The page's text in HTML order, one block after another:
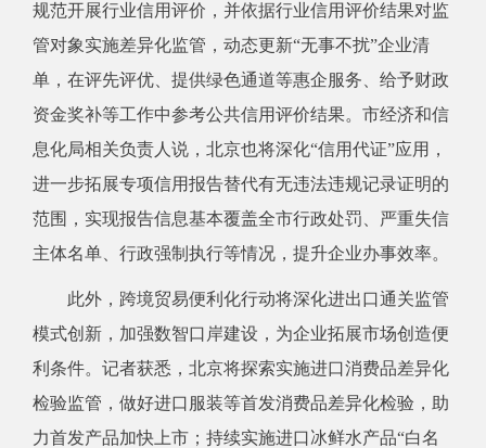
规范开展行业信用评价，并依据行业信用评价结果对监
管对象实施差异化监管，动态更新“无事不扰”企业清
单，在评先评优、提供绿色通道等惠企服务、给予财政
资金奖补等工作中参考公共信用评价结果。市经济和信
息化局相关负责人说，北京也将深化“信用代证”应用，
进一步拓展专项信用报告替代有无违法违规记录证明的
范围，实现报告信息基本覆盖全市行政处罚、严重失信
主体名单、行政强制执行等情况，提升企业办事效率。
此外，跨境贸易便利化行动将深化进出口通关监管
模式创新，加强数智口岸建设，为企业拓展市场创造便
利条件。记者获悉，北京将探索实施进口消费品差异化
检验监管，做好进口服装等首发消费品差异化检验，助
力首发产品加快上市；持续实施进口冰鲜水产品“白名